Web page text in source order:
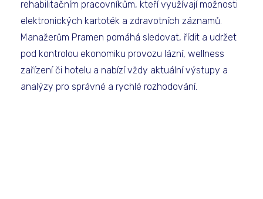
rehabilitačním pracovníkům, kteří využívají možnosti
elektronických kartoték a zdravotních záznamů.
Manažerům Pramen pomáhá sledovat, řídit a udržet
pod kontrolou ekonomiku provozu lázní, wellness
zařízení či hotelu a nabízí vždy aktuální výstupy a
analýzy pro správné a rychlé rozhodování.